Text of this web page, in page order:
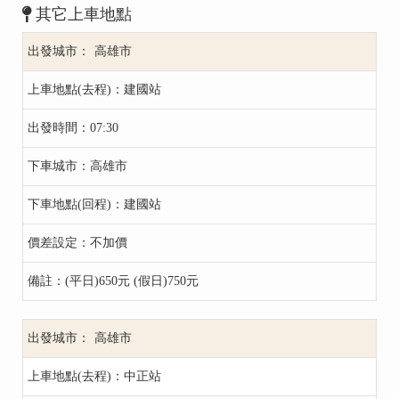
其它上車地點
高雄市
建國站
07:30
高雄市
建國站
不加價
(平日)650元 (假日)750元
高雄市
中正站